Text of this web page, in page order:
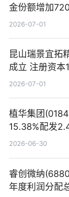
金份额增加
易盛、中际旭
2026-07-01
昆山瑞景宜拓
成立 注册资本
2026-07-01
植华集团
15.38%配发
港元
2026-06-30
睿创微纳
年度利润分配